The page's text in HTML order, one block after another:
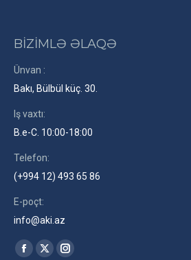
BİZİMLƏ ƏLAQƏ
Ünvan :
Bakı, Bülbül küç. 30.
Iş vaxtı:
B.e-C. 10:00-18:00
Telefon:
(+994 12) 493 65 86
E-poçt:
info@aki.az
Find us on:
Facebook
X Instagram